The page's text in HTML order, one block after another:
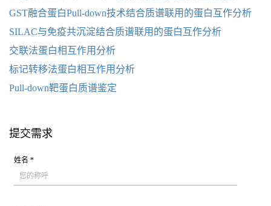
GST融合蛋白Pull-down技术结合质谱联用的蛋白互作分析
SILAC与免疫共沉淀结合质谱联用的蛋白互作分析
交联法蛋白相互作用分析
标记转移法蛋白相互作用分析
Pull-down靶蛋白质谱鉴定
提交需求
姓名 *